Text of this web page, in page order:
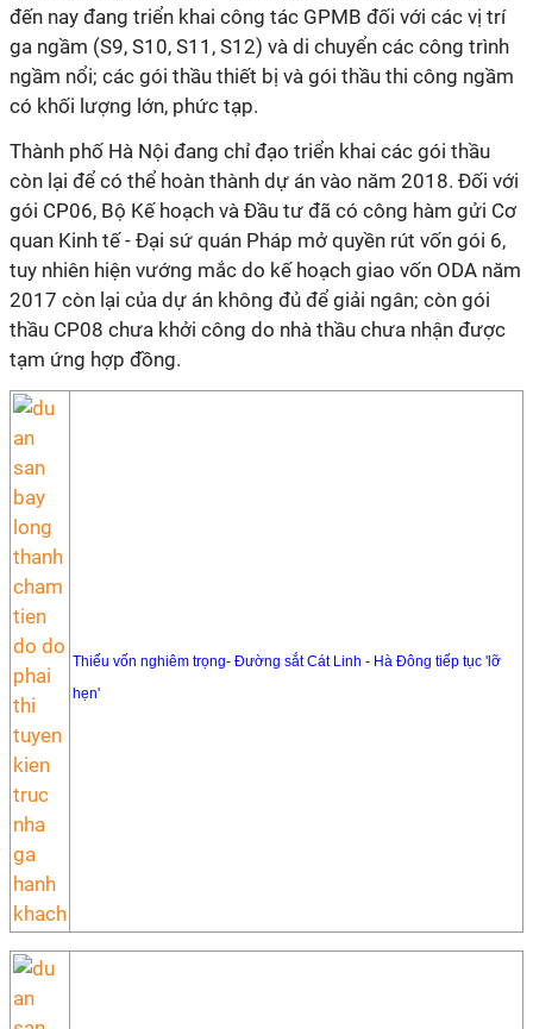
đến nay đang triển khai công tác GPMB đối với các vị trí
ga ngầm (S9, S10, S11, S12) và di chuyển các công trình
ngầm nổi; các gói thầu thiết bị và gói thầu thi công ngầm
có khối lượng lớn, phức tạp.
Thành phố Hà Nội đang chỉ đạo triển khai các gói thầu
còn lại để có thể hoàn thành dự án vào năm 2018. Đối với
gói CP06, Bộ Kế hoạch và Đầu tư đã có công hàm gửi Cơ
quan Kinh tế - Đại sứ quán Pháp mở quyền rút vốn gói 6,
tuy nhiên hiện vướng mắc do kế hoạch giao vốn ODA năm
2017 còn lại của dự án không đủ để giải ngân; còn gói
thầu CP08 chưa khởi công do nhà thầu chưa nhận được
tạm ứng hợp đồng.
Thiếu vốn nghiêm trọng- Đường sắt Cát Linh - Hà Đông tiếp tục 'lỡ
hẹn'